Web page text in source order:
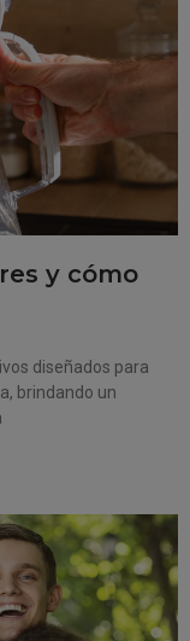
y cómo
diseñados para
brindando un